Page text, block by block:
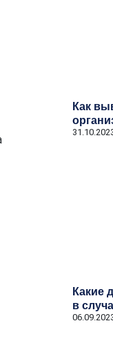
Как
Какие
в